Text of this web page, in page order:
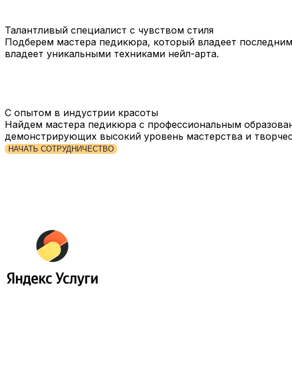
Талантливый специалист с чувством стиля
Подберем мастера педикюра, который владеет
владеет уникальными техниками нейл-арта.
С опытом в индустрии красоты
Найдем мастера педикюра с профессиональным
демонстрирующих высокий уровень мастерства и
НАЧАТЬ СОТРУДНИЧЕСТВО